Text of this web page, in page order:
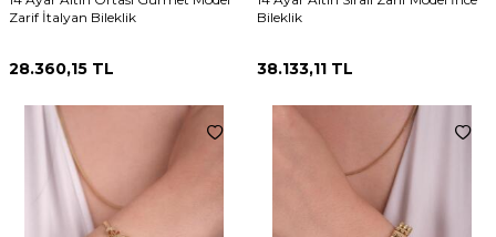
Zarif İtalyan Bileklik
28.360,15 TL
Bileklik
38.133,11 TL